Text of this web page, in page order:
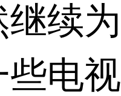
继续
电视